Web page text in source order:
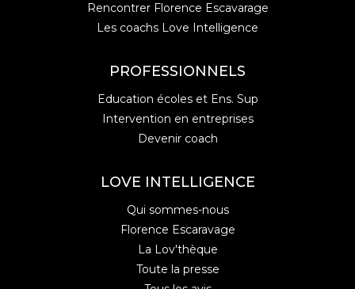
Rencontrer Florence Escavarage
Les coachs Love Intelligence
PROFESSIONNELS
Education écoles et Ens. Sup
Intervention en entreprises
Devenir coach
LOVE INTELLIGENCE
Qui sommes-nous
Florence Escaravage
La Lov'thèque
Toute la presse